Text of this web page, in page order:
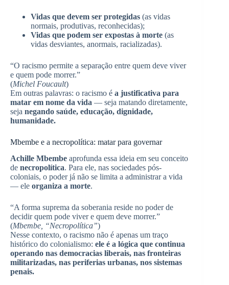
Vidas que devem ser protegidas (as vidas
normais, produtivas, reconhecidas);
Vidas que podem ser expostas à morte (as
vidas desviantes, anormais, racializadas).
“O racismo permite a separação entre quem deve viver
e quem pode morrer.”
(Michel Foucault)
Em outras palavras: o racismo é a justificativa para
matar em nome da vida — seja matando diretamente,
seja negando saúde, educação, dignidade,
humanidade.
Mbembe e a necropolítica: matar para governar
Achille Mbembe aprofunda essa ideia em seu conceito
de necropolítica. Para ele, nas sociedades pós-
coloniais, o poder já não se limita a administrar a vida
— ele organiza a morte.
“A forma suprema da soberania reside no poder de
decidir quem pode viver e quem deve morrer.”
(Mbembe, “Necropolítica”)
Nesse contexto, o racismo não é apenas um traço
histórico do colonialismo: ele é a lógica que continua
operando nas democracias liberais, nas fronteiras
militarizadas, nas periferias urbanas, nos sistemas
penais.